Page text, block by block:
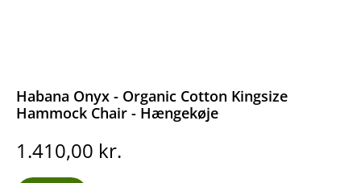
Habana Onyx - Organic Cotton Kingsize
Hammock Chair - Hængekøje
1.410,00 kr.